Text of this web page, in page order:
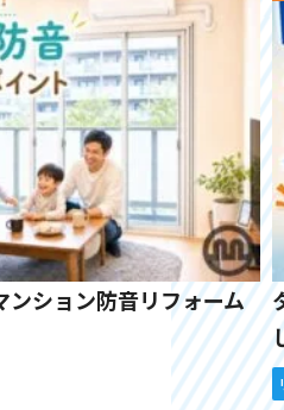
ション防音リフォーム